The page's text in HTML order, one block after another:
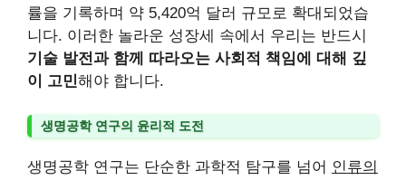
률을 기록하며 약 5,420억 달러 규모로 확대되었습
니다. 이러한 놀라운 성장세 속에서 우리는 반드시
기술 발전과 함께 따라오는 사회적 책임에 대해 깊
이 고민해야 합니다.
생명공학 연구의 윤리적 도전
생명공학 연구는 단순한 과학적 탐구를 넘어 인류의